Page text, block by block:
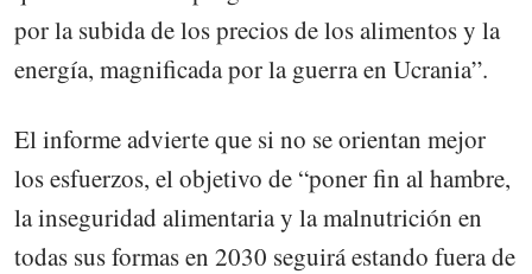
por la subida de los precios de los alimentos y la
energía, magnificada por la guerra en Ucrania”.
El informe advierte que si no se orientan mejor
los esfuerzos, el objetivo de “poner fin al hambre,
la inseguridad alimentaria y la malnutrición en
todas sus formas en 2030 seguirá estando fuera de